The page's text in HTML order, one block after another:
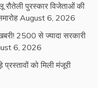
रौतेली पुरस्कार विजेताओं की
August 6, 2026
2500 से ज्यादा सरकारी
6, 2026
को मिली मंजूरी